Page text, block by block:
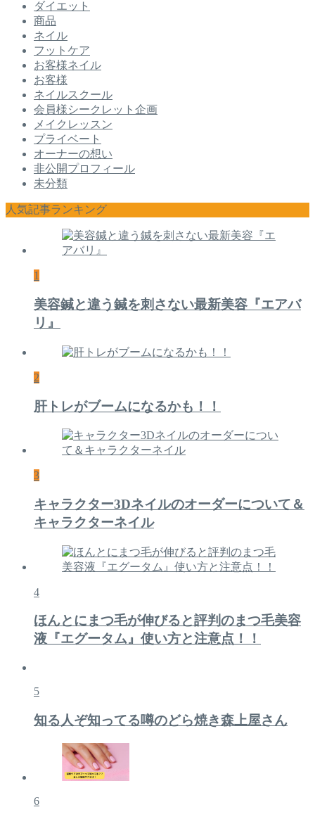
ダイエット
商品
ネイル
フットケア
お客様ネイル
お客様
ネイルスクール
会員様シークレット企画
メイクレッスン
プライベート
オーナーの想い
非公開プロフィール
未分類
人気記事ランキング
1
美容鍼と違う鍼を刺さない最新美容『エアバ
リ』
2
肝トレがブームになるかも！！
3
キャラクター3Dネイルのオーダーについて＆
キャラクターネイル
4
ほんとにまつ毛が伸びると評判のまつ毛美容
液『エグータム』使い方と注意点！！
5
知る人ぞ知ってる噂のどら焼き森上屋さん
6